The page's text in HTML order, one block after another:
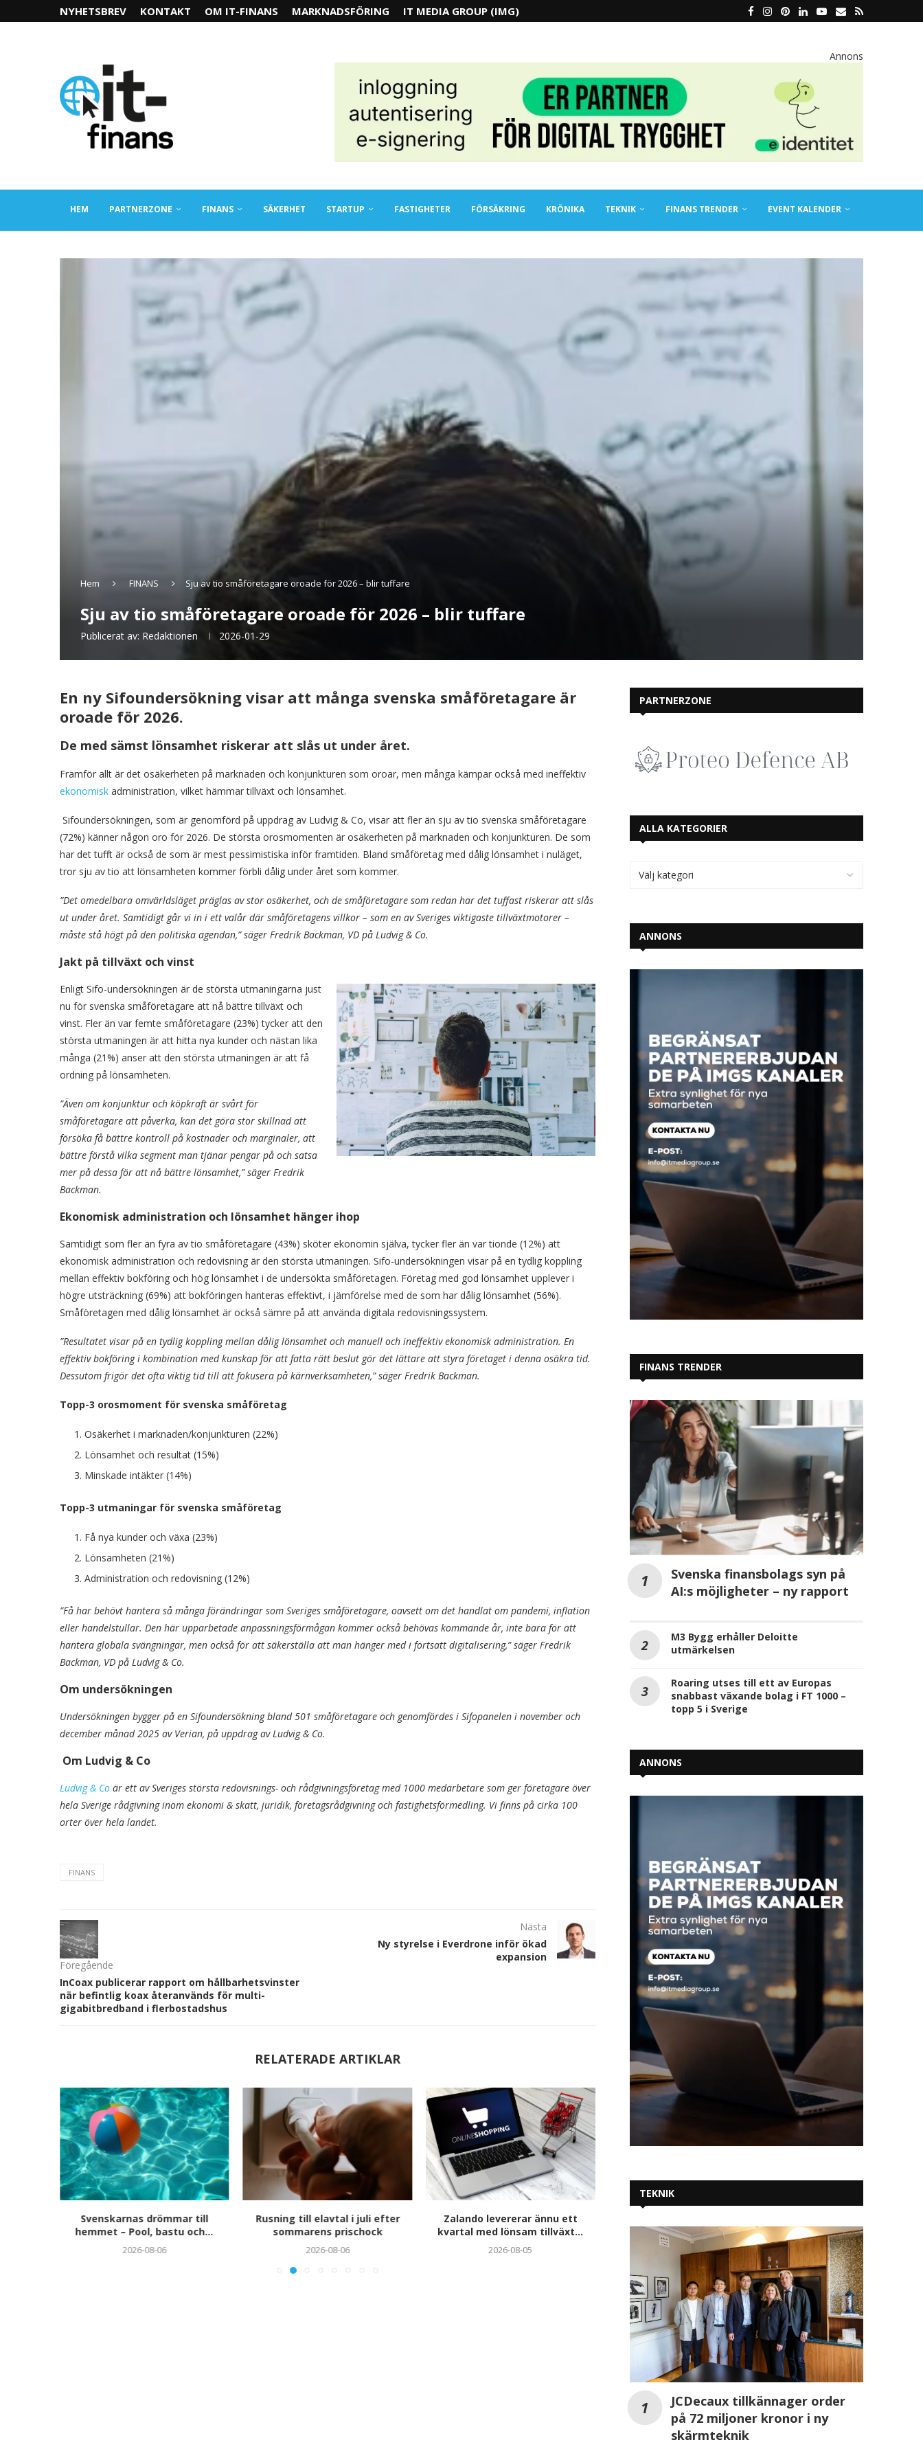
NYHETSBREV KONTAKT OM IT-FINANS MARKNADSFÖRING IT MEDIA GROUP (IMG)
Annons
HEM PARTNERZONE FINANS SÄKERHET STARTUP FASTIGHETER FÖRSÄKRING KRÖNIKA TEKNIK FINANS TRENDER EVENT KALENDER
Hem FINANS Sju av tio småföretagare oroade för 2026 – blir tuffare
Sju av tio småföretagare oroade för 2026 – blir tuffare
Publicerat av: Redaktionen 2026-01-29
En ny Sifoundersökning visar att många svenska småföretagare är
oroade för 2026.
De med sämst lönsamhet riskerar att slås ut under året.
Framför allt är det osäkerheten på marknaden och konjunkturen som oroar, men många kämpar också med ineffektiv
ekonomisk administration, vilket hämmar tillväxt och lönsamhet.
Sifoundersökningen, som är genomförd på uppdrag av Ludvig & Co, visar att fler än sju av tio svenska småföretagare
(72%) känner någon oro för 2026. De största orosmomenten är osäkerheten på marknaden och konjunkturen. De som
har det tufft är också de som är mest pessimistiska inför framtiden. Bland småföretag med dålig lönsamhet i nuläget,
tror sju av tio att lönsamheten kommer förbli dålig under året som kommer.
”Det omedelbara omvärldsläget präglas av stor osäkerhet, och de småföretagare som redan har det tuffast riskerar att slås
ut under året. Samtidigt går vi in i ett valår där småföretagens villkor – som en av Sveriges viktigaste tillväxtmotorer –
måste stå högt på den politiska agendan,” säger Fredrik Backman, VD på Ludvig & Co.
Jakt på tillväxt och vinst
Enligt Sifo-undersökningen är de största utmaningarna just
nu för svenska småföretagare att nå bättre tillväxt och
vinst. Fler än var femte småföretagare (23%) tycker att den
största utmaningen är att hitta nya kunder och nästan lika
många (21%) anser att den största utmaningen är att få
ordning på lönsamheten.
”Även om konjunktur och köpkraft är svårt för
småföretagare att påverka, kan det göra stor skillnad att
försöka få bättre kontroll på kostnader och marginaler, att
bättre förstå vilka segment man tjänar pengar på och satsa
mer på dessa för att nå bättre lönsamhet,” säger Fredrik
Backman.
Ekonomisk administration och lönsamhet hänger ihop
Samtidigt som fler än fyra av tio småföretagare (43%) sköter ekonomin själva, tycker fler än var tionde (12%) att
ekonomisk administration och redovisning är den största utmaningen. Sifo-undersökningen visar på en tydlig koppling
mellan effektiv bokföring och hög lönsamhet i de undersökta småföretagen. Företag med god lönsamhet upplever i
högre utsträckning (69%) att bokföringen hanteras effektivt, i jämförelse med de som har dålig lönsamhet (56%).
Småföretagen med dålig lönsamhet är också sämre på att använda digitala redovisningssystem.
”Resultatet visar på en tydlig koppling mellan dålig lönsamhet och manuell och ineffektiv ekonomisk administration. En
effektiv bokföring i kombination med kunskap för att fatta rätt beslut gör det lättare att styra företaget i denna osäkra tid.
Dessutom frigör det ofta viktig tid till att fokusera på kärnverksamheten,” säger Fredrik Backman.
Topp-3 orosmoment för svenska småföretag
Osäkerhet i marknaden/konjunkturen (22%)
Lönsamhet och resultat (15%)
Minskade intäkter (14%)
Topp-3 utmaningar för svenska småföretag
Få nya kunder och växa (23%)
Lönsamheten (21%)
Administration och redovisning (12%)
”Få har behövt hantera så många förändringar som Sveriges småföretagare, oavsett om det handlat om pandemi, inflation
eller handelstullar. Den här upparbetade anpassningsförmågan kommer också behövas kommande år, inte bara för att
hantera globala svängningar, men också för att säkerställa att man hänger med i fortsatt digitalisering,” säger Fredrik
Backman, VD på Ludvig & Co.
Om undersökningen
Undersökningen bygger på en Sifoundersökning bland 501 småföretagare och genomfördes i Sifopanelen i november och
december månad 2025 av Verian, på uppdrag av Ludvig & Co.
Om Ludvig & Co
Ludvig & Co är ett av Sveriges största redovisnings- och rådgivningsföretag med 1000 medarbetare som ger företagare över
hela Sverige rådgivning inom ekonomi & skatt, juridik, företagsrådgivning och fastighetsförmedling. Vi finns på cirka 100
orter över hela landet.
FINANS
Föregående
InCoax publicerar rapport om hållbarhetsvinster
när befintlig koax återanvänds för multi-
gigabitbredband i flerbostadshus
Nästa
Ny styrelse i Everdrone inför ökad
expansion
RELATERADE ARTIKLAR
Svenskarnas drömmar till
hemmet – Pool, bastu och...
2026-08-06
Rusning till elavtal i juli efter
sommarens prischock
2026-08-06
Zalando levererar ännu ett
kvartal med lönsam tillväxt...
2026-08-05
oss eller någon...
2026-08-05
tillstånd som
kreditmarknadsbolag
2026-08-05
PARTNERZONE
ALLA KATEGORIER
ANNONS
FINANS TRENDER
Svenska finansbolags syn på
AI:s möjligheter – ny rapport
M3 Bygg erhåller Deloitte
utmärkelsen
Roaring utses till ett av Europas
snabbast växande bolag i FT 1000 –
topp 5 i Sverige
ANNONS
TEKNIK
JCDecaux tillkännager order
på 72 miljoner kronor i ny
skärmteknik